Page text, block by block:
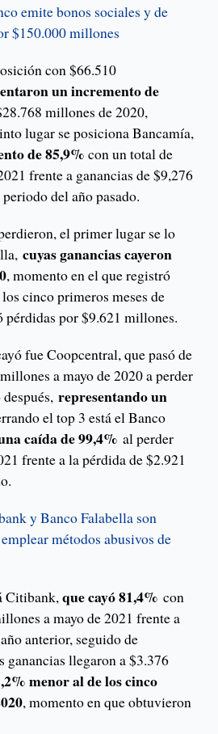
emite bonos sociales y de
$150.000 millones
con $66.510
un incremento de
millones de 2020,
lugar se posiciona Bancamía,
de 85,9% con un total de
frente a ganancias de $9,276
del año pasado.
el primer lugar se lo
cuyas ganancias cayeron
, momento en el que registró
cinco primeros meses de
por $9.621 millones.
fue Coopcentral, que pasó de
a mayo de 2020 a perder
representando un
el top 3 está el Banco
caída de 99,4% al perder
frente a la pérdida de $2.921
y Banco Falabella son
métodos abusivos de
Citibank,que cayó 81,4% con
a mayo de 2021 frente a
anterior, seguido de
ganancias llegaron a $3.376
menor al de los cinco
, momento en que obtuvieron